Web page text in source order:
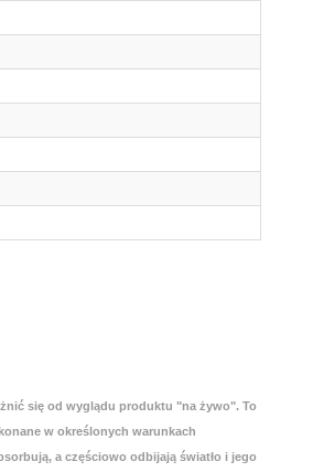
się od wyglądu produktu "na żywo". To
w określonych warunkach
a częściowo odbijają światło i jego